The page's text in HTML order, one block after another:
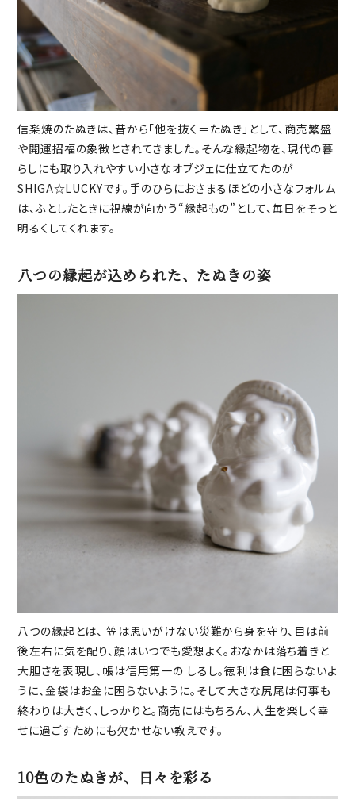
信楽焼のたぬきは、昔から「他を抜く＝たぬき」として、商売繁盛
や開運招福の象徴とされてきました。そんな縁起物を、現代の暮
らしにも取り入れやすい小さなオブジェに仕立てたのが
SHIGA☆LUCKYです。手のひらにおさまるほどの小さなフォルム
は、ふとしたときに視線が向かう“縁起もの”として、毎日をそっと
明るくしてくれます。
八つの縁起が込められた、たぬきの姿
八つの縁起とは、 笠は思いがけない災難から身を守り、目は前
後左右に気を配り、顔はいつでも愛想よく。おなかは落ち着きと
大胆さを表現し、帳は信用第一の しるし。徳利は食に困らないよ
うに、金袋はお金に困らないように。そして大きな尻尾は何事も
終わりは大きく、しっかりと。商売にはもちろん、人生を楽しく幸
せに過ごすためにも欠かせない教えです。
10色のたぬきが、日々を彩る